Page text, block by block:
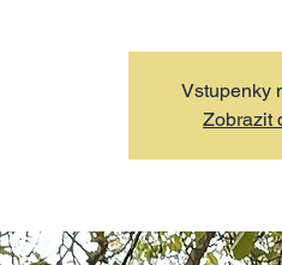
Vstupenky
Zobrazit